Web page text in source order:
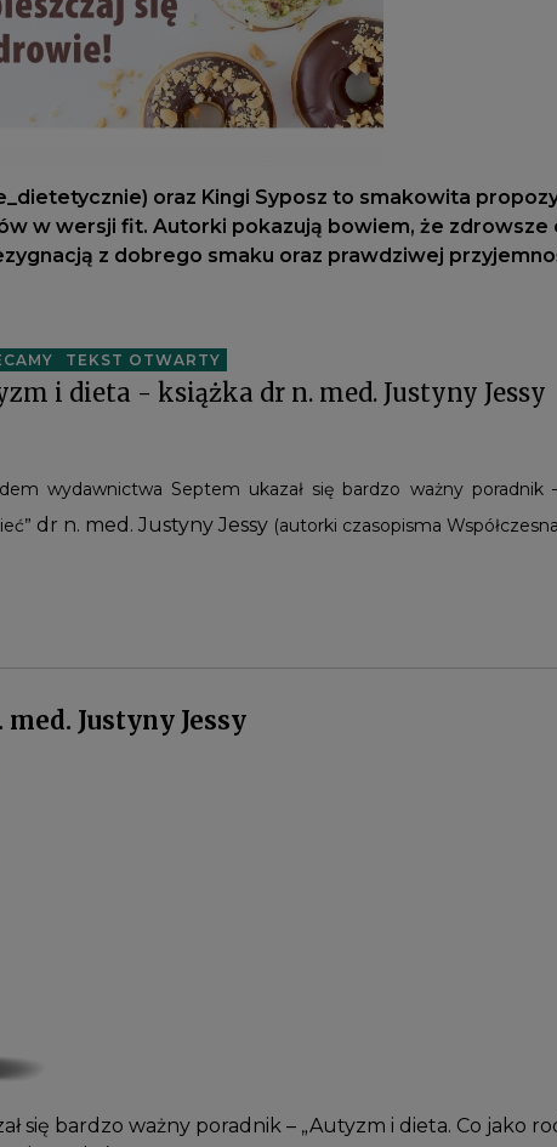
oraz Kingi Syposz to smakowita
w wersji fit. Autorki pokazują bowiem, że zdrowsze
z dobrego smaku oraz prawdziwej
TEKST OTWARTY
i dieta - książka dr n. med. Justyny Jessy
wydawnictwa Septem ukazał się bardzo ważny
dr n. med. Justyny Jessy (autorki czasopisma
Justyny Jessy
się bardzo ważny poradnik – „Autyzm i dieta. Co jako